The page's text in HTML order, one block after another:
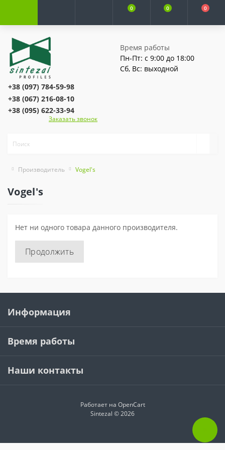
0 0 0
Время работы
Пн-Пт: с 9:00 до 18:00
Сб, Вс: выходной
+38 (097) 784-59-98
+38 (067) 216-08-10
+38 (095) 622-33-94
Заказать звонок
Производитель Vogel's
Vogel's
Нет ни одного товара данного производителя.
Продолжить
Информация
Время работы
Наши контакты
Работает на OpenCart
Sintezal © 2026